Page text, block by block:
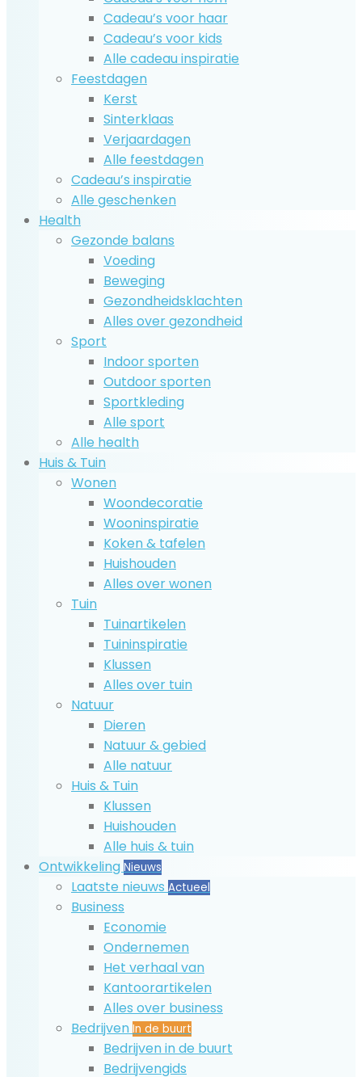
Cadeau’s voor haar
Cadeau’s voor kids
Alle cadeau inspiratie
Feestdagen
Kerst
Sinterklaas
Verjaardagen
Alle feestdagen
Cadeau’s inspiratie
Alle geschenken
Health
Gezonde balans
Voeding
Beweging
Gezondheidsklachten
Alles over gezondheid
Sport
Indoor sporten
Outdoor sporten
Sportkleding
Alle sport
Alle health
Huis & Tuin
Wonen
Woondecoratie
Wooninspiratie
Koken & tafelen
Huishouden
Alles over wonen
Tuin
Tuinartikelen
Tuininspiratie
Klussen
Alles over tuin
Natuur
Dieren
Natuur & gebied
Alle natuur
Huis & Tuin
Klussen
Huishouden
Alle huis & tuin
Ontwikkeling Nieuws
Laatste nieuws Actueel
Business
Economie
Ondernemen
Het verhaal van
Kantoorartikelen
Alles over business
Bedrijven In de buurt
Bedrijven in de buurt
Bedrijvengids